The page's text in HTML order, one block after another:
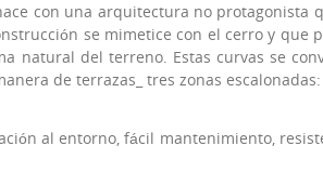
con una arquitectura no protagonista
se mimetice con el cerro y que
natural del terreno. Estas curvas se
de terrazas_ tres zonas
al entorno, fácil mantenimiento,